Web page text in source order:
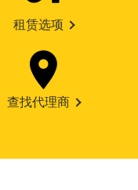
租赁选项
查找代理商